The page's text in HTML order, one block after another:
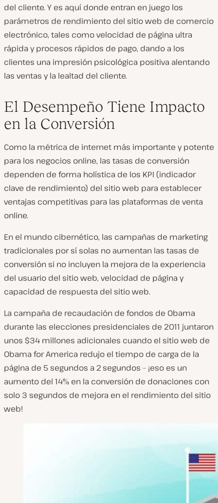
del cliente. Y es aquí donde entran en juego los
parámetros de rendimiento del sitio web de comercio
electrónico, tales como velocidad de página ultra
rápida y procesos rápidos de pago, dando a los
clientes una impresión psicológica positiva alentando
las ventas y la lealtad del cliente.
El Desempeño Tiene Impacto
en la Conversión
Como la métrica de internet más importante y potente
para los negocios online, las tasas de conversión
dependen de forma holística de los KPI (indicador
clave de rendimiento) del sitio web para establecer
ventajas competitivas para las plataformas de venta
online.
En el mundo cibernético, las campañas de marketing
tradicionales por sí solas no aumentan las tasas de
conversión si no incluyen la mejora de la experiencia
del usuario del sitio web, velocidad de página y
capacidad de respuesta del sitio web.
La campaña de recaudación de fondos de Obama
durante las elecciones presidenciales de 2011 juntaron
unos $34 millones adicionales cuando el sitio web de
Obama for America redujo el tiempo de carga de la
página de 5 segundos a 2 segundos – ¡eso es un
aumento del 14% en la conversión de donaciones con
solo 3 segundos de mejora en el rendimiento del sitio
web!